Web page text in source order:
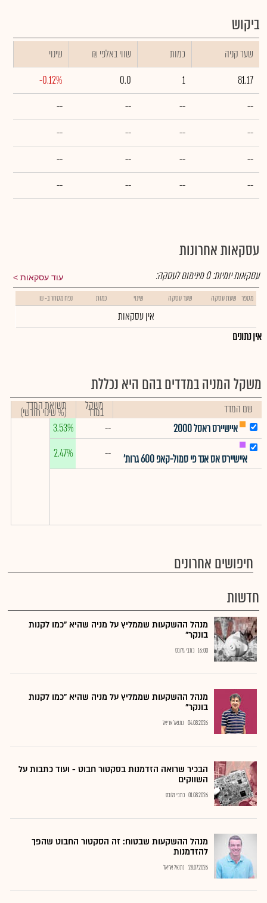
ביקוש
שער קניה כמות ₪ שווי באלפי
שינוי
81.17
1
0.0
-0.12%
--
--
--
--
--
--
--
--
--
--
--
--
--
--
--
--
עסקאות אחרונות
עוד עסקאות עסקאות יומיות:0מינימום לעסקה:
מספר שעת עסקה שער עסקה שינוי כמות נפח מסחר ב- ₪
אין עסקאות
אין נתונים
משקל המניה במדדים בהם היא נכללת
שם המדד משקל
במדד תשואת המדד
(% שינוי חודשי)
איישיירס ראסל 2000
--
3.53%
איישיירס אס אנד פי סמול-קאפ 600 גרות' --
2.47%
חיפושים אחרונים
חדשות
מנהל ההשקעות שממליץ על מניה שהיא "כמו לקנות
בונקר"
16:00 כתבי גלובס
מנהל ההשקעות שממליץ על מניה שהיא "כמו לקנות
בונקר"
04.08.2026 נתנאל אריאל
הבכיר שרואה הזדמנות בסקטור חבוט - ועוד כתבות על
השווקים
01.08.2026 כתבי גלובס
מנהל ההשקעות שבטוח: זה הסקטור החבוט שהפך
להזדמנות
28.07.2026 נתנאל אריאל